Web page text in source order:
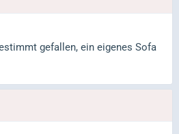
gefallen, ein eigenes Sofa